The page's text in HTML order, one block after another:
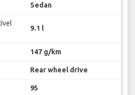
Sedan
9.1 l
147 g/km
Rear wheel drive
95